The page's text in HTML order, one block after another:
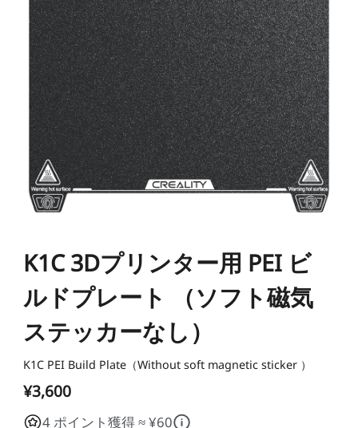
学生割引 Loyalty Program
NEW
SPARKX i7 Color
Combo
本格マルチカラーをかんたん
に
NEW
SPARKX i7 Autofill
Combo
自動フィラメント補充
すべて表示
K2シリーズ
K2 Plus
プロ仕様・最大16色の頂点
モデル
K2 Pro
高機能×省スペースの万能モ
デル
K1シリーズ
すべて表示
Enderシリーズ
Ender-5 Max V3 Plus
すべて表示
光造形シリーズ NEW
NEW
HALOT-X1 UW-03
Falconシリーズ NEW
NEW
Falcon A1C 予約販売中
NEW
Falcon A1C AIカメラ 予
約販売中
Falcon2シリーズ
Falcon2 22W
すべて表示
Falcon2 PROシリーズ
Falcon2 Pro 22W Falcon2 Pro 40W
すべて表示
彫刻機アクセサリー
Creality Falcon 煙浄化
装置 AP1
2W赤外線レーザーモジ
すべて表示
スキャナー
Sermoonシリーズ NEW
NEW
Sermoon X1
すべて表示
CRシリーズ
Otter Lite Otter
すべて表示
Ferretシリーズ
Ferret Pro Ferret SE
すべて表示
Pika
【近日発売】Creality
Pika
すべて表示
スキャナーアクセサリー
3Dスキャナー用ワイヤ
スキャナーソフトウェア
マテリアル
フィラメント
Soleyin Ultra PLA Soleyin PLA Matte
すべて表示
一般PLA
Hyper PLA RFID
すべて表示
スペシャル フィラメント
Hyper PLA-CF Hyper PPA-CF
レジン
彫刻機素材
アクセサリー
一般用アクセサリー NEW
NEW
すべて表示
フィラメント乾燥ボックス
SpacePi X4 SpacePi X4L
すべて表示
マルチカラーシステム
CFS
ビルドプレート
ノズル
ホットエンド
JP(日本語)
K1C 3Dプリンター用 PEI ビ
ルドプレート （ソフト磁気
ステッカーなし）
K1C PEI Build Plate（Without soft magnetic sticker ）
¥3,600
4 ポイント獲得 ≈ ¥60